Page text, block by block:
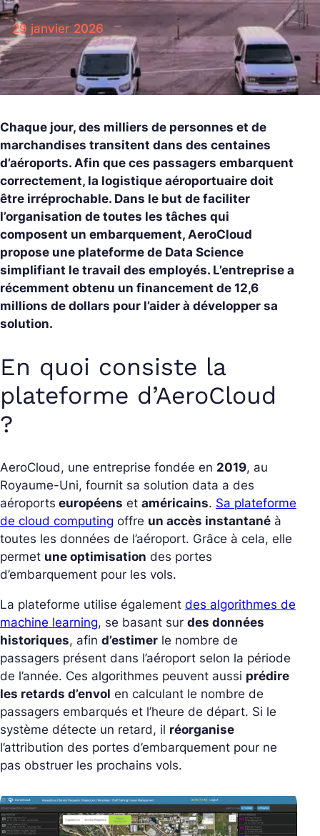
29 janvier 2026
Chaque jour, des milliers de personnes et de
marchandises transitent dans des centaines
d’aéroports. Afin que ces passagers embarquent
correctement, la logistique aéroportuaire doit
être irréprochable. Dans le but de faciliter
l’organisation de toutes les tâches qui
composent un embarquement, AeroCloud
propose une plateforme de Data Science
simplifiant le travail des employés. L’entreprise a
récemment obtenu un financement de 12,6
millions de dollars pour l’aider à développer sa
solution.
En quoi consiste la
plateforme d’AeroCloud
?
AeroCloud, une entreprise fondée en 2019, au
Royaume-Uni, fournit sa solution data a des
aéroports européens et américains. Sa plateforme
de cloud computing offre un accès instantané à
toutes les données de l’aéroport. Grâce à cela, elle
permet une optimisation des portes
d’embarquement pour les vols.
La plateforme utilise également des algorithmes de
machine learning, se basant sur des données
historiques, afin d’estimer le nombre de
passagers présent dans l’aéroport selon la période
de l’année. Ces algorithmes peuvent aussi prédire
les retards d’envol en calculant le nombre de
passagers embarqués et l’heure de départ. Si le
système détecte un retard, il réorganise
l’attribution des portes d’embarquement pour ne
pas obstruer les prochains vols.